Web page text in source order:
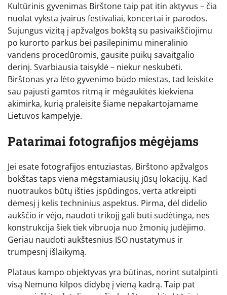
Kultūrinis gyvenimas Birštone taip pat itin aktyvus – čia
nuolat vyksta įvairūs festivaliai, koncertai ir parodos.
Sujungus vizitą į apžvalgos bokštą su pasivaikščiojimu
po kurorto parkus bei pasilepinimu mineralinio
vandens procedūromis, gausite puikų savaitgalio
derinį. Svarbiausia taisyklė – niekur neskubėti.
Birštonas yra lėto gyvenimo būdo miestas, tad leiskite
sau pajusti gamtos ritmą ir mėgaukitės kiekviena
akimirka, kurią praleisite šiame nepakartojamame
Lietuvos kampelyje.
Patarimai fotografijos mėgėjams
Jei esate fotografijos entuziastas, Birštono apžvalgos
bokštas taps viena mėgstamiausių jūsų lokacijų. Kad
nuotraukos būtų išties įspūdingos, verta atkreipti
dėmesį į kelis techninius aspektus. Pirma, dėl didelio
aukščio ir vėjo, naudoti trikojį gali būti sudėtinga, nes
konstrukcija šiek tiek vibruoja nuo žmonių judėjimo.
Geriau naudoti aukštesnius ISO nustatymus ir
trumpesnį išlaikymą.
Plataus kampo objektyvas yra būtinas, norint sutalpinti
visą Nemuno kilpos didybę į vieną kadrą. Taip pat